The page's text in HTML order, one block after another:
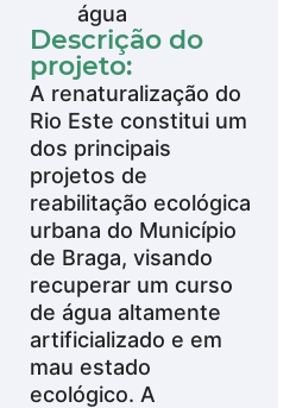
água
Descrição do
projeto:
A renaturalização do
Rio Este constitui um
dos principais
projetos de
reabilitação ecológica
urbana do Município
de Braga, visando
recuperar um curso
de água altamente
artificializado e em
mau estado
ecológico. A